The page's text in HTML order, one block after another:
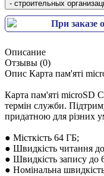
При заказе
Описание
Отзывы (0)
Опис Карта пам'яті
Карта пам'яті microSD
термін служби.
придатною для різних
● Місткість 64 ГБ;
● Швидкість читання
● Швидкість запису до
● Номінальна